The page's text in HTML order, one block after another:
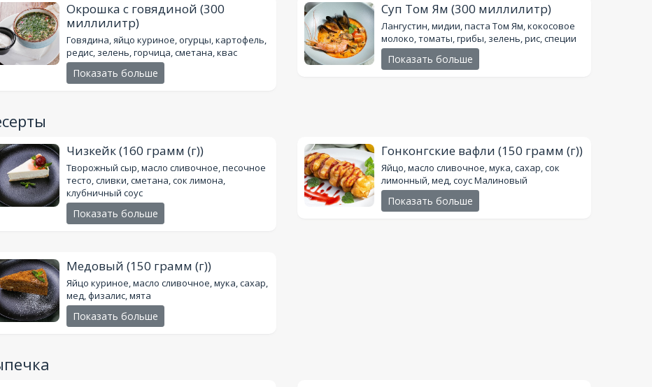
Окрошка с говядиной (300
миллилитр)
Говядина, яйцо куриное, огурцы, картофель,
редис, зелень, горчица, сметана, квас
Показать больше
Суп Том Ям (300 миллилитр)
Лангустин, мидии, паста Том Ям, кокосовое
молоко, томаты, грибы, зелень, рис, специи
Показать больше
Чизкейк(160 грамм (г))
Творожный сыр, масло сливочное, песочное
тесто, сливки, сметана, сок лимона,
клубничный соус
Показать больше
Гонконгские вафли (150 грамм (г))
Яйцо, масло сливочное, мука, сахар, сок
лимонный, мед, соус Малиновый
Показать больше
Медовый (150 грамм (г))
Яйцо куриное, масло сливочное, мука, сахар,
мед, физалис, мята
Показать больше